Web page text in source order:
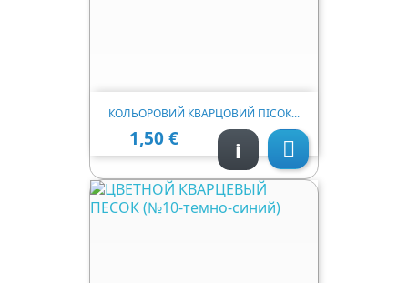
КОЛЬОРОВИЙ КВАРЦОВИЙ ПІСОК...
Ціна
1,50 € 
i